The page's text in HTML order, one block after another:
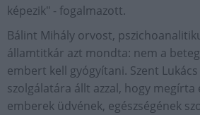
képezik" - fogalmazott.
Bálint Mihály orvost,
államtitkár azt mondta: nem a
embert kell gyógyítani. Szent
szolgálatára állt azzal, hogy megírta
emberek üdvének, egészségének